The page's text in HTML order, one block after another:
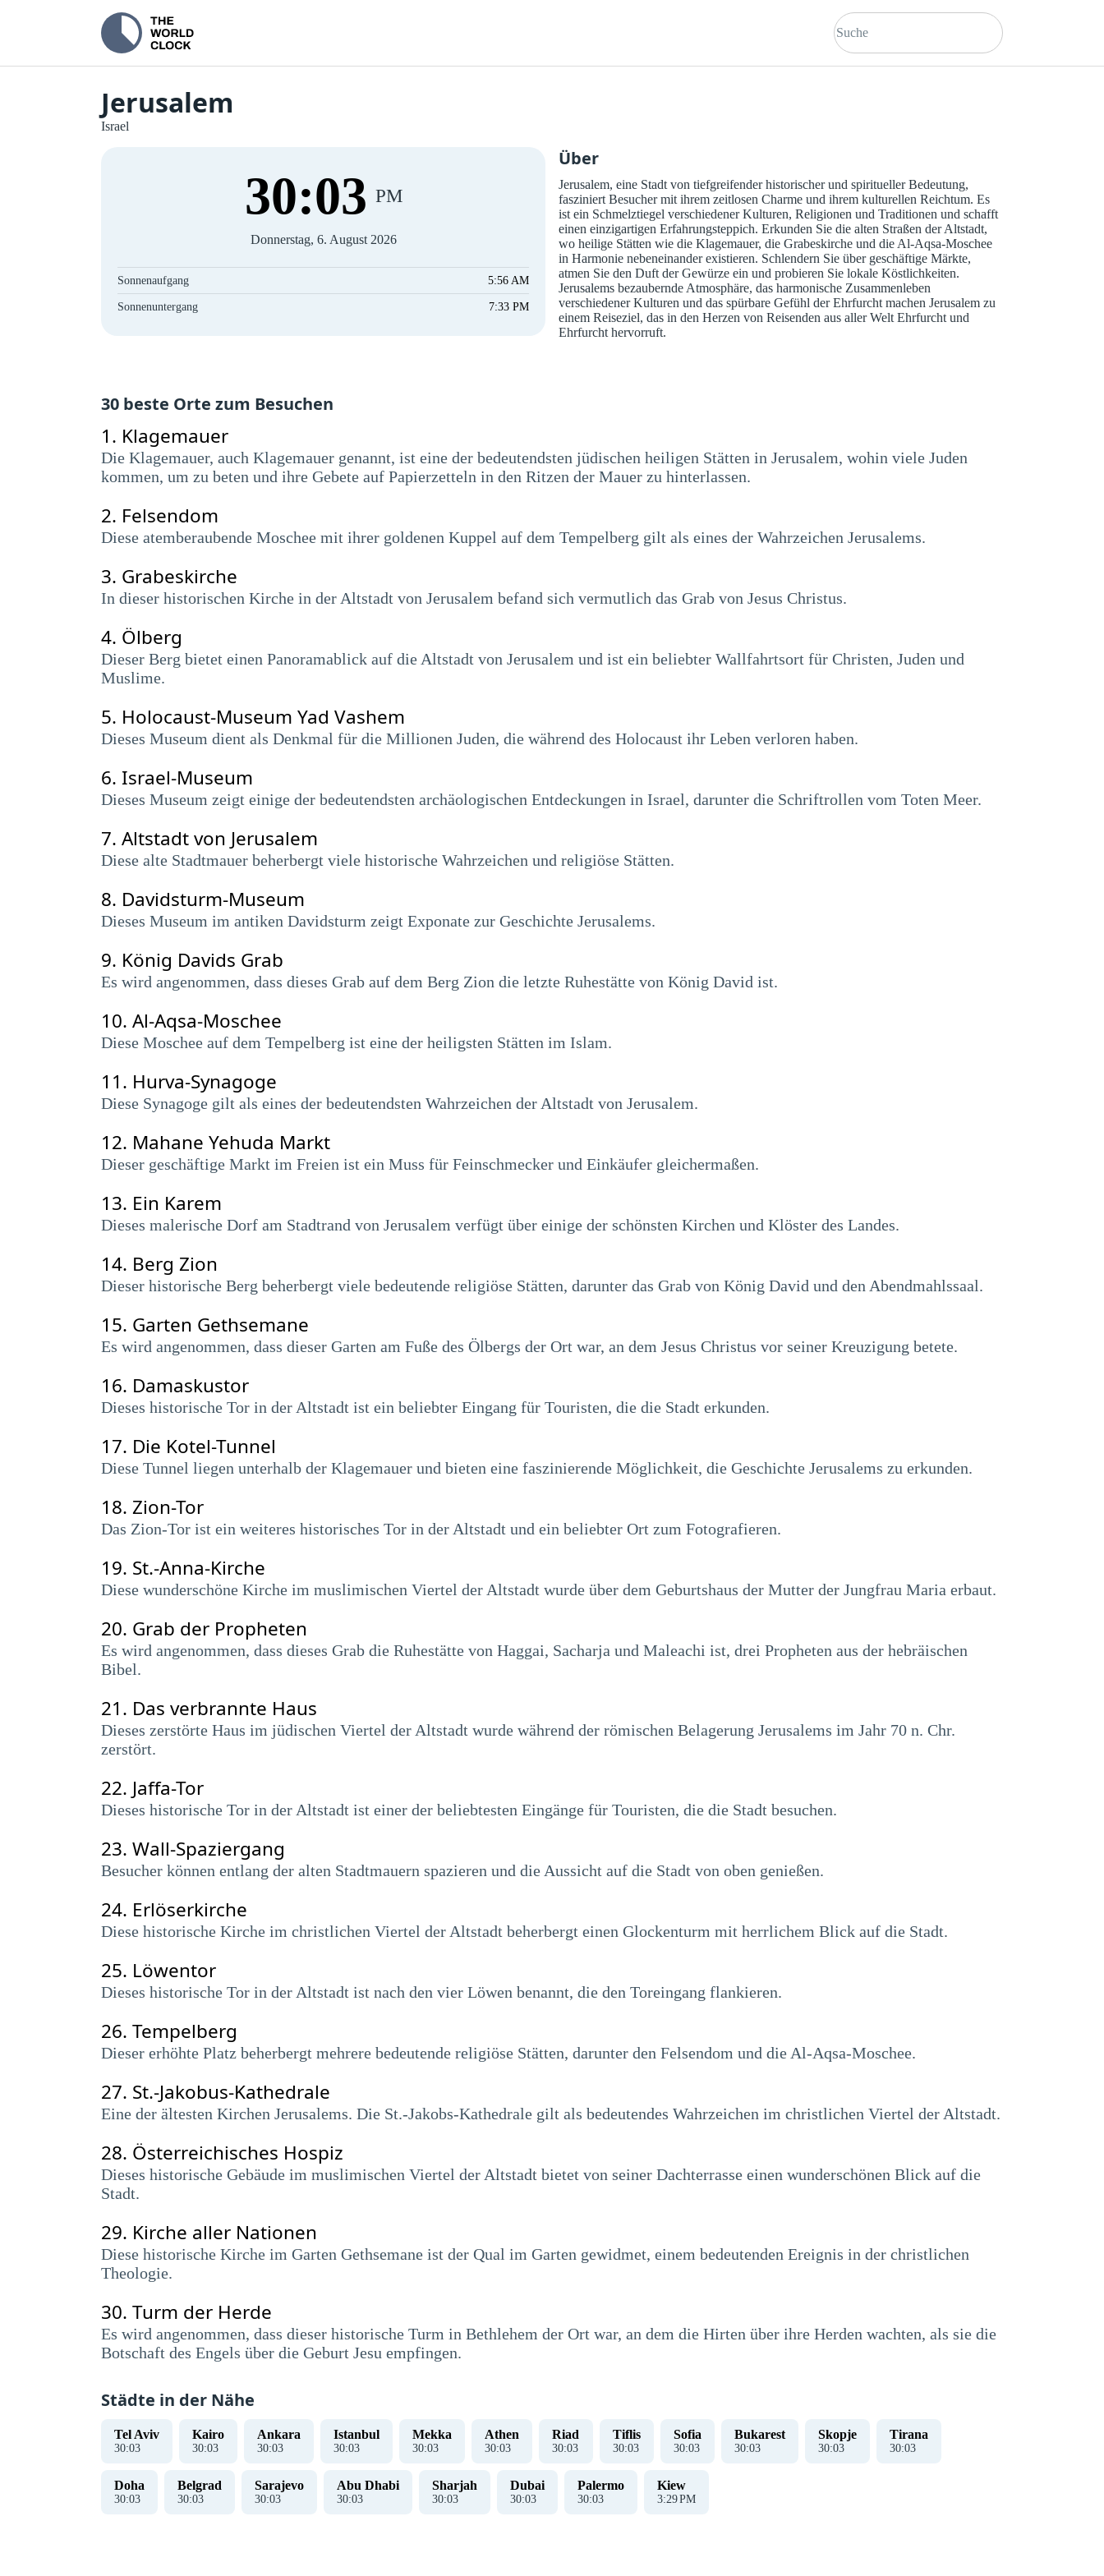
Jerusalem
Israel
30:04 PM
Donnerstag, 6. August 2026
Sonnenaufgang 5:56 AM
Sonnenuntergang 7:33 PM
Über
Jerusalem, eine Stadt von tiefgreifender historischer und spiritueller Bedeutung,
fasziniert Besucher mit ihrem zeitlosen Charme und ihrem kulturellen Reichtum. Es
ist ein Schmelztiegel verschiedener Kulturen, Religionen und Traditionen und schafft
einen einzigartigen Erfahrungsteppich. Erkunden Sie die alten Straßen der Altstadt,
wo heilige Stätten wie die Klagemauer, die Grabeskirche und die Al-Aqsa-Moschee
in Harmonie nebeneinander existieren. Schlendern Sie über geschäftige Märkte,
atmen Sie den Duft der Gewürze ein und probieren Sie lokale Köstlichkeiten.
Jerusalems bezaubernde Atmosphäre, das harmonische Zusammenleben
verschiedener Kulturen und das spürbare Gefühl der Ehrfurcht machen Jerusalem zu
einem Reiseziel, das in den Herzen von Reisenden aus aller Welt Ehrfurcht und
Ehrfurcht hervorruft.
30 beste Orte zum Besuchen
1. Klagemauer
Die Klagemauer, auch Klagemauer genannt, ist eine der bedeutendsten jüdischen heiligen Stätten in Jerusalem, wohin viele Juden
kommen, um zu beten und ihre Gebete auf Papierzetteln in den Ritzen der Mauer zu hinterlassen.
2. Felsendom
Diese atemberaubende Moschee mit ihrer goldenen Kuppel auf dem Tempelberg gilt als eines der Wahrzeichen Jerusalems.
3. Grabeskirche
In dieser historischen Kirche in der Altstadt von Jerusalem befand sich vermutlich das Grab von Jesus Christus.
4. Ölberg
Dieser Berg bietet einen Panoramablick auf die Altstadt von Jerusalem und ist ein beliebter Wallfahrtsort für Christen, Juden und
Muslime.
5. Holocaust-Museum Yad Vashem
Dieses Museum dient als Denkmal für die Millionen Juden, die während des Holocaust ihr Leben verloren haben.
6. Israel-Museum
Dieses Museum zeigt einige der bedeutendsten archäologischen Entdeckungen in Israel, darunter die Schriftrollen vom Toten Meer.
7. Altstadt von Jerusalem
Diese alte Stadtmauer beherbergt viele historische Wahrzeichen und religiöse Stätten.
8. Davidsturm-Museum
Dieses Museum im antiken Davidsturm zeigt Exponate zur Geschichte Jerusalems.
9. König Davids Grab
Es wird angenommen, dass dieses Grab auf dem Berg Zion die letzte Ruhestätte von König David ist.
10. Al-Aqsa-Moschee
Diese Moschee auf dem Tempelberg ist eine der heiligsten Stätten im Islam.
11. Hurva-Synagoge
Diese Synagoge gilt als eines der bedeutendsten Wahrzeichen der Altstadt von Jerusalem.
12. Mahane Yehuda Markt
Dieser geschäftige Markt im Freien ist ein Muss für Feinschmecker und Einkäufer gleichermaßen.
13. Ein Karem
Dieses malerische Dorf am Stadtrand von Jerusalem verfügt über einige der schönsten Kirchen und Klöster des Landes.
14. Berg Zion
Dieser historische Berg beherbergt viele bedeutende religiöse Stätten, darunter das Grab von König David und den Abendmahlssaal.
15. Garten Gethsemane
Es wird angenommen, dass dieser Garten am Fuße des Ölbergs der Ort war, an dem Jesus Christus vor seiner Kreuzigung betete.
16. Damaskustor
Dieses historische Tor in der Altstadt ist ein beliebter Eingang für Touristen, die die Stadt erkunden.
17. Die Kotel-Tunnel
Diese Tunnel liegen unterhalb der Klagemauer und bieten eine faszinierende Möglichkeit, die Geschichte Jerusalems zu erkunden.
18. Zion-Tor
Das Zion-Tor ist ein weiteres historisches Tor in der Altstadt und ein beliebter Ort zum Fotografieren.
19. St.-Anna-Kirche
Diese wunderschöne Kirche im muslimischen Viertel der Altstadt wurde über dem Geburtshaus der Mutter der Jungfrau Maria erbaut.
20. Grab der Propheten
Es wird angenommen, dass dieses Grab die Ruhestätte von Haggai, Sacharja und Maleachi ist, drei Propheten aus der hebräischen
Bibel.
21. Das verbrannte Haus
Dieses zerstörte Haus im jüdischen Viertel der Altstadt wurde während der römischen Belagerung Jerusalems im Jahr 70 n. Chr.
zerstört.
22. Jaffa-Tor
Dieses historische Tor in der Altstadt ist einer der beliebtesten Eingänge für Touristen, die die Stadt besuchen.
23. Wall-Spaziergang
Besucher können entlang der alten Stadtmauern spazieren und die Aussicht auf die Stadt von oben genießen.
24. Erlöserkirche
Diese historische Kirche im christlichen Viertel der Altstadt beherbergt einen Glockenturm mit herrlichem Blick auf die Stadt.
25. Löwentor
Dieses historische Tor in der Altstadt ist nach den vier Löwen benannt, die den Toreingang flankieren.
26. Tempelberg
Dieser erhöhte Platz beherbergt mehrere bedeutende religiöse Stätten, darunter den Felsendom und die Al-Aqsa-Moschee.
27. St.-Jakobus-Kathedrale
Eine der ältesten Kirchen Jerusalems. Die St.-Jakobs-Kathedrale gilt als bedeutendes Wahrzeichen im christlichen Viertel der Altstadt.
28. Österreichisches Hospiz
Dieses historische Gebäude im muslimischen Viertel der Altstadt bietet von seiner Dachterrasse einen wunderschönen Blick auf die
Stadt.
29. Kirche aller Nationen
Diese historische Kirche im Garten Gethsemane ist der Qual im Garten gewidmet, einem bedeutenden Ereignis in der christlichen
Theologie.
30. Turm der Herde
Es wird angenommen, dass dieser historische Turm in Bethlehem der Ort war, an dem die Hirten über ihre Herden wachten, als sie die
Botschaft des Engels über die Geburt Jesu empfingen.
Städte in der Nähe
Tel Aviv
30:04
Kairo
30:04
Ankara
30:04
Istanbul
30:04
Mekka
30:04
Athen
30:04
Riad
30:04
Tiflis
30:04
Sofia
30:04
Bukarest
30:04
Skopje
30:04
Tirana
30:04
Doha
30:04
Belgrad
30:04
Sarajevo
30:04
Abu Dhabi
30:04
Sharjah
30:04
Dubai
30:04
Palermo
30:04
Kiew
3:29PM